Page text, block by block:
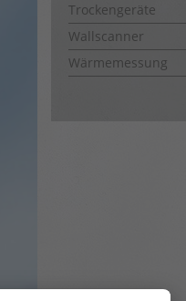
Trockengeräte
Wallscanner
Wärmemessung